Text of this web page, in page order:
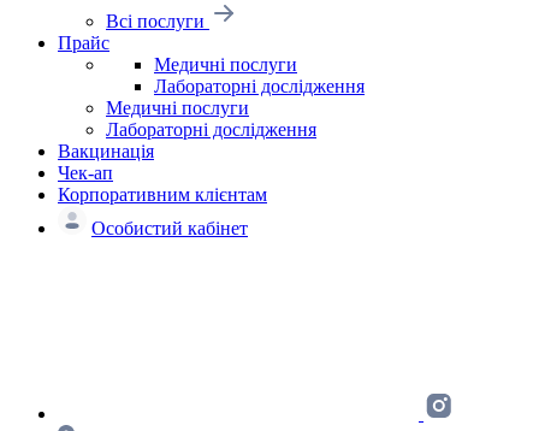
Всі послуги
Прайс
Медичні послуги
Лабораторні дослідження
Медичні послуги
Лабораторні дослідження
Вакцинація
Чек-ап
Корпоративним клієнтам
Особистий кабінет